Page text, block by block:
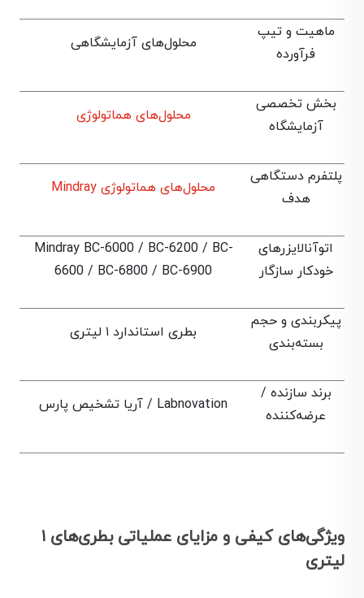
ماهیت و تیپ
فرآورده
محلول‌های آزمایشگاهی
بخش تخصصی
آزمایشگاه
محلول‌های هماتولوژی
پلتفرم دستگاهی
هدف
محلول‌های هماتولوژی Mindray
اتوآنالایزرهای
خودکار سازگار
Mindray BC-6000 / BC-6200 / BC-
6600 / BC-6800 / BC-6900
پیکربندی و حجم
بسته‌بندی
بطری استاندارد ۱ لیتری
برند سازنده /
عرضه‌کننده
Labnovation / آریا تشخیص پارس
ویژگی‌های کیفی و مزایای عملیاتی بطری‌های ۱
لیتری